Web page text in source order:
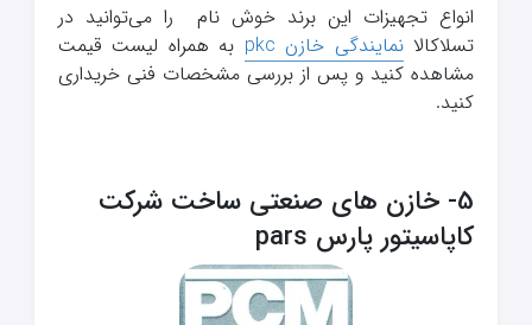
انواع تجهیزات این برند خوش نام را می‌توانید در
تسلاکالانمایندگی خازن pkc
به همراه لیست قیمت
مشاهده کنید و پس از بررسی مشخصات فنی خریداری
کنید.
5- خازن‌ های صنعتی ساخت شرکت
کاپاسیتور پارس pars